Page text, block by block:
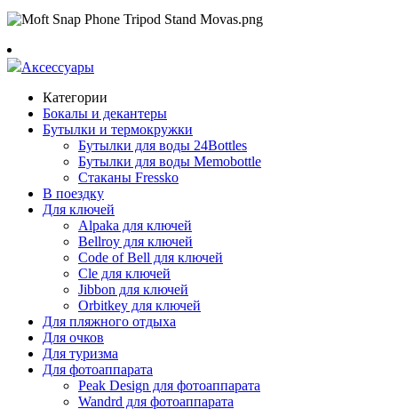
Аксессуары
Категории
Бокалы и декантеры
Бутылки и термокружки
Бутылки для воды 24Bottles
Бутылки для воды Memobottle
Стаканы Fressko
В поездку
Для ключей
Alpaka для ключей
Bellroy для ключей
Code of Bell для ключей
Cle для ключей
Jibbon для ключей
Orbitkey для ключей
Для пляжного отдыха
Для очков
Для туризма
Для фотоаппарата
Peak Design для фотоаппарата
Wandrd для фотоаппарата